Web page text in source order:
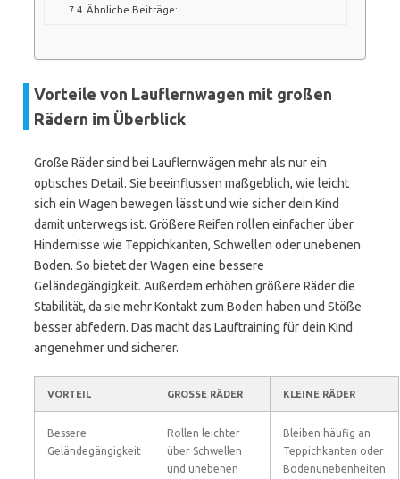
Ähnliche Beiträge:
Vorteile von Lauflernwagen mit großen
Rädern im Überblick
Große Räder sind bei Lauflernwägen mehr als nur ein
optisches Detail. Sie beeinflussen maßgeblich, wie leicht
sich ein Wagen bewegen lässt und wie sicher dein Kind
damit unterwegs ist. Größere Reifen rollen einfacher über
Hindernisse wie Teppichkanten, Schwellen oder unebenen
Boden. So bietet der Wagen eine bessere
Geländegängigkeit. Außerdem erhöhen größere Räder die
Stabilität, da sie mehr Kontakt zum Boden haben und Stöße
besser abfedern. Das macht das Lauftraining für dein Kind
angenehmer und sicherer.
VORTEIL GROSSE RÄDER KLEINE RÄDER
Bessere
Geländegängigkeit
Rollen leichter
über Schwellen
und unebenen
Bleiben häufig an
Teppichkanten oder
Bodenunebenheiten